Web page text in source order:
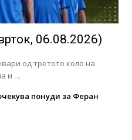
06.08.2026)
од третото коло на
и …
понуди за Феран